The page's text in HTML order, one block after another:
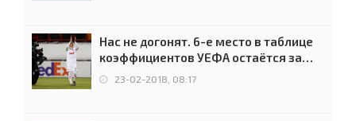
Нас не догонят. 6-е место в таблице
коэффициентов УЕФА остаётся за
Россией
23-02-2018, 08:17